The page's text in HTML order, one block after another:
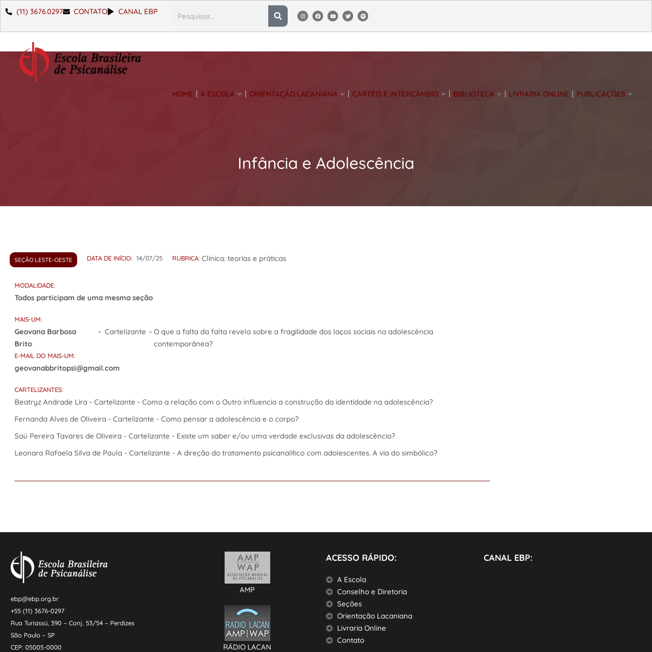
(11) 3676.0297 CONTATO CANAL EBP
HOME A ESCOLA ORIENTAÇÃO LACANIANA CARTÉIS E INTERCÂMBIO BIBLIOTECA LIVRARIA ONLINE PUBLICAÇÕES
Infância e Adolescência
SEÇÃO LESTE-OESTE DATA DE INÍCIO: 14/07/25 RUBRICA: Clínica: teorias e práticas
MODALIDADE:
Todos participam de uma mesma seção
MAIS-UM:
Geovana Barbosa
Brito
– Cartelizante – O que a falta da falta revela sobre a fragilidade dos laços sociais na adolescência
contemporânea?
E-MAIL DO MAIS-UM:
geovanabbritopsi@gmail.com
CARTELIZANTES:
Beatryz Andrade Lira - Cartelizante - Como a relação com o Outro influencia a construção da identidade na adolescência?
Fernanda Alves de Oliveira - Cartelizante - Como pensar a adolescência e o corpo?
Saú Pereira Tavares de Oliveira - Cartelizante - Existe um saber e/ou uma verdade exclusivas da adolescência?
Leonara Rafaela Silva de Paula - Cartelizante - A direção do tratamento psicanalítico com adolescentes. A via do simbólico?
ebp@ebp.org.br
+55 (11) 3676-0297
Rua Turiassú, 390 – Conj. 53/54 – Perdizes
São Paulo – SP
CEP: 05005-0000
AMP
RÁDIO LACAN
ACESSO RÁPIDO:
A Escola
Conselho e Diretoria
Seções
Orientação Lacaniana
Livraria Online
Contato
CANAL EBP: